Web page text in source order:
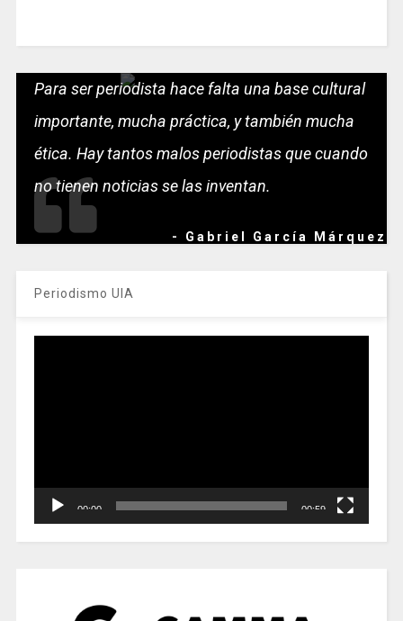
Para ser periodista hace falta una base cultural
importante, mucha práctica, y también mucha
ética. Hay tantos malos periodistas que cuando
no tienen noticias se las inventan.
- Gabriel García Márquez
Periodismo UIA
00:00 00:59